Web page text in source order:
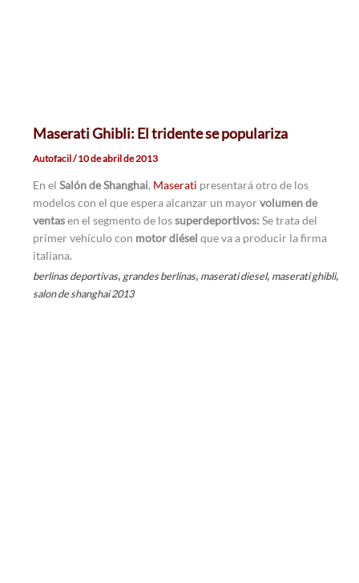
Maserati Ghibli: El tridente se populariza
Autofacil/10 de abril de 2013
En el Salón de Shanghai, Maserati presentará otro de los
modelos con el que espera alcanzar un mayorvolumen de
ventasen el segmento de lossuperdeportivos: Se trata del
primer vehículo con motor diésel que va a producir la firma
italiana.
berlinas deportivas, grandes berlinas, maserati diesel, maserati ghibli,
salon de shanghai 2013